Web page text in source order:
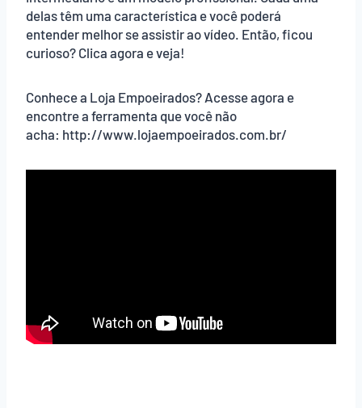
delas têm uma característica e você poderá
entender melhor se assistir ao vídeo. Então, ficou
curioso? Clica agora e veja!
Conhece a Loja Empoeirados? Acesse agora e
encontre a ferramenta que você não
acha: http://www.lojaempoeirados.com.br/